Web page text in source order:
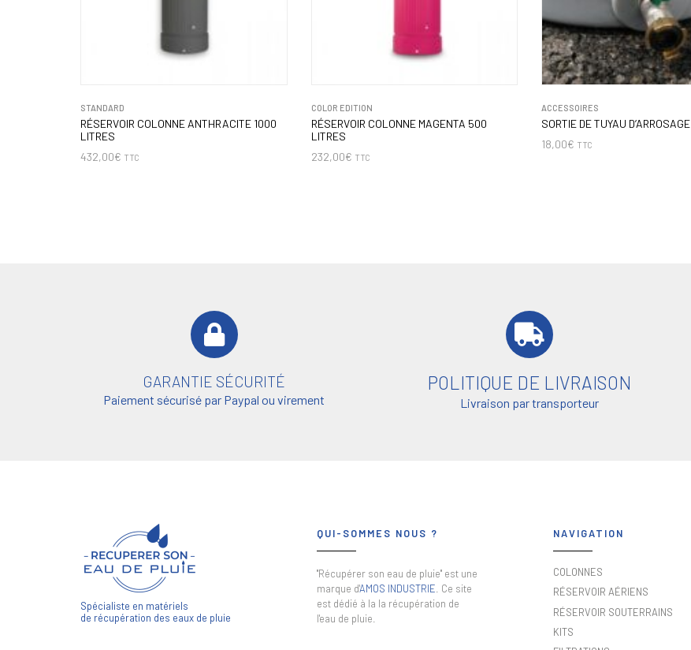
STANDARD
RÉSERVOIR COLONNE ANTHRACITE 1000
LITRES
432,00€ TTC
COLOR EDITION
RÉSERVOIR COLONNE MAGENTA 500
LITRES
232,00€ TTC
ACCESSOIRES
SORTIE DE TUYAU D’ARROSAGE
18,00€ TTC
GARANTIE SÉCURITÉ
Paiement sécurisé par Paypal ou virement
POLITIQUE DE LIVRAISON
Livraison par transporteur
Spécialiste en matériels
de récupération des eaux de pluie
QUI-SOMMES NOUS ?
"Récupérer son eau de pluie" est une
marque d'AMOS INDUSTRIE. Ce site
est dédié à la la récupération de
l'eau de pluie.
NAVIGATION
COLONNES
RÉSERVOIR AÉRIENS
RÉSERVOIR SOUTERRAINS
KITS